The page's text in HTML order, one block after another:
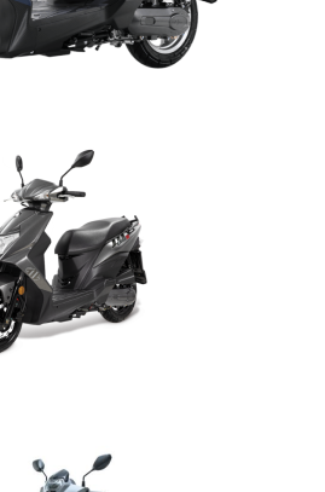
125 CCM »
III 125 CENA
VČ DPH